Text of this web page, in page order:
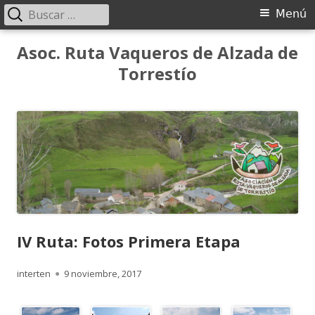
Asoc. Ruta Vaqueros de Alzada de
Torrestío
Menú
principal
Menú
Buscar:
IV Ruta: Fotos Primera Etapa
Autor
interten
Publicado
9 noviembre, 2017